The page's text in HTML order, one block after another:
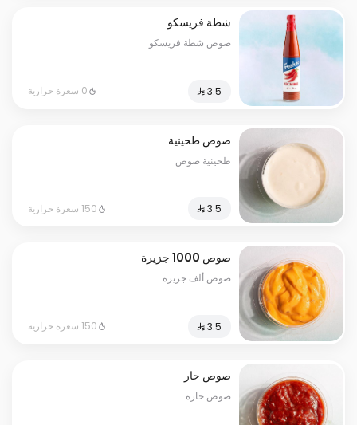
شطة فريسكو
صوص شطة فريسكو
0 سعرة حرارية
صوص طحينية
طحينية صوص
150 سعرة حرارية
صوص 1000 جزيرة
صوص ألف جزيرة
150 سعرة حرارية
صوص حار
صوص حارة